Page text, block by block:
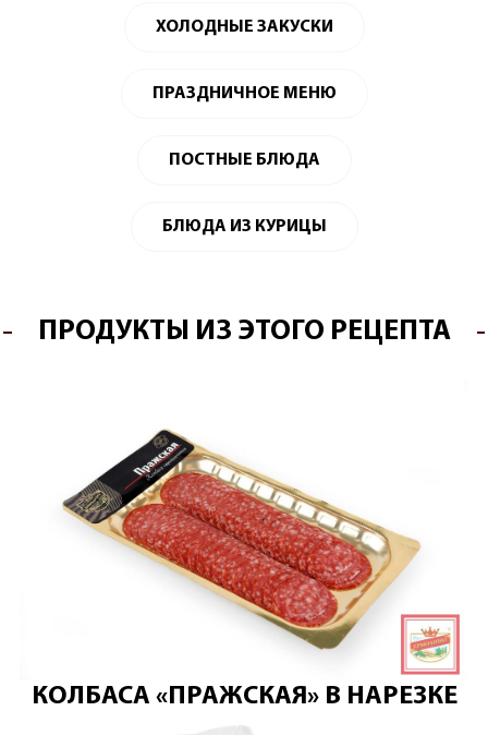
ХОЛОДНЫЕ ЗАКУСКИ
ПРАЗДНИЧНОЕ МЕНЮ
ПОСТНЫЕ БЛЮДА
БЛЮДА ИЗ КУРИЦЫ
ПРОДУКТЫ ИЗ ЭТОГО РЕЦЕПТА
КОЛБАСА «ПРАЖСКАЯ» В НАРЕЗКЕ